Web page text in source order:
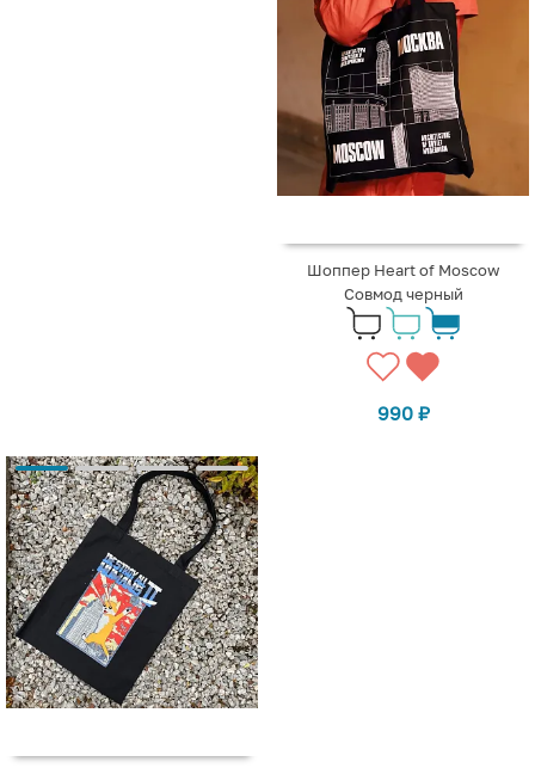
Шоппер Heart of Moscow
Совмод черный
990 ₽